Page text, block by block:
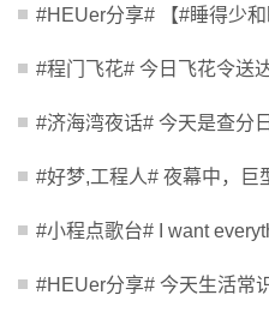
#HEUer分享# 【#睡得少和睡得晚哪个伤害大#】凌晨一两点才睡、
#程门飞花# 今日飞花令送达～ 飞花令：楼 危楼高百尺，手可摘星
#济海湾夜话# 今天是查分日 大家考的怎么样呀？ 来跟小程分享一
#好梦,工程人# 夜幕中，巨型雪人带着温暖笑意 在欧式建筑旁守望
#小程点歌台# I want everything you got gimme love yeah I
#HEUer分享# 今天生活常识选择题送达～ 以下哪种食物不能